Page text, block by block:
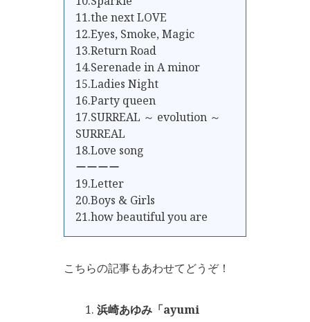
11.the next LOVE
12.Eyes, Smoke, Magic
13.Return Road
14.Serenade in A minor
15.Ladies Night
16.Party queen
17.SURREAL ～ evolution ～
SURREAL
18.Love song
ーーーー
19.Letter
20.Boys & Girls
21.how beautiful you are
こちらの記事もあわせてどうぞ！
浜崎あゆみ「ayumi